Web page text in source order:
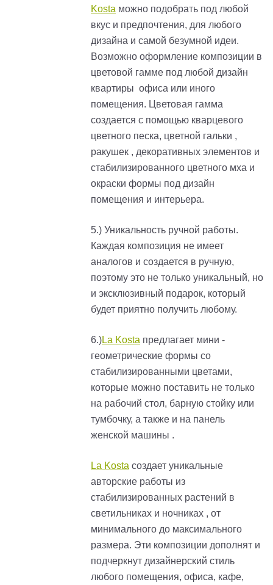
Kosta можно подобрать под любой
вкус и предпочтения, для любого
дизайна и самой безумной идеи.
Возможно оформление композиции в
цветовой гамме под любой дизайн
квартиры офиса или иного
помещения. Цветовая гамма
создается с помощью кварцевого
цветного песка, цветной гальки ,
ракушек , декоративных элементов и
стабилизированного цветного мха и
окраски формы под дизайн
помещения и интерьера.
5.) Уникальность ручной работы.
Каждая композиция не имеет
аналогов и создается в ручную,
поэтому это не только уникальный, но
и эксклюзивный подарок, который
будет приятно получить любому.
6.)La Kosta предлагает мини -
геометрические формы со
стабилизированными цветами,
которые можно поставить не только
на рабочий стол, барную стойку или
тумбочку, а также и на панель
женской машины .
La Kosta создает уникальные
авторские работы из
стабилизированных растений в
светильниках и ночниках , от
минимального до максимального
размера. Эти композиции дополнят и
подчеркнут дизайнерский стиль
любого помещения, офиса, кафе,